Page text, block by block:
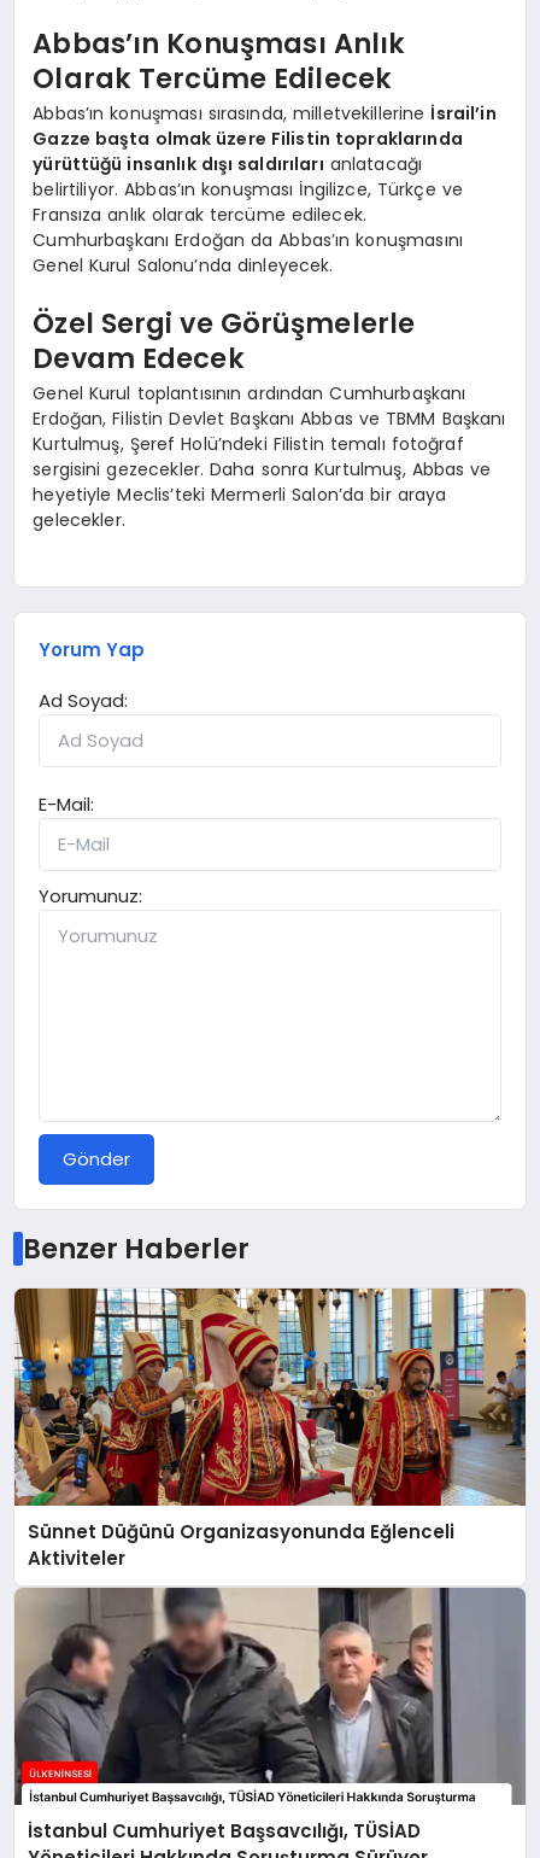
Abbas’ın Konuşması Anlık
Olarak Tercüme Edilecek
Abbas’ın konuşması sırasında, milletvekillerine İsrail’in
Gazze başta olmak üzere Filistin topraklarında
yürüttüğü insanlık dışı saldırıları anlatacağı
belirtiliyor. Abbas’ın konuşması İngilizce, Türkçe ve
Fransıza anlık olarak tercüme edilecek.
Cumhurbaşkanı Erdoğan da Abbas’ın konuşmasını
Genel Kurul Salonu’nda dinleyecek.
Özel Sergi ve Görüşmelerle
Devam Edecek
Genel Kurul toplantısının ardından Cumhurbaşkanı
Erdoğan, Filistin Devlet Başkanı Abbas ve TBMM Başkanı
Kurtulmuş, Şeref Holü’ndeki Filistin temalı fotoğraf
sergisini gezecekler. Daha sonra Kurtulmuş, Abbas ve
heyetiyle Meclis’teki Mermerli Salon’da bir araya
gelecekler.
Yorum Yap
Ad Soyad:
E-Mail:
Yorumunuz:
Gönder
Benzer Haberler
Sünnet Düğünü Organizasyonunda Eğlenceli
Aktiviteler
İstanbul Cumhuriyet Başsavcılığı, TÜSİAD